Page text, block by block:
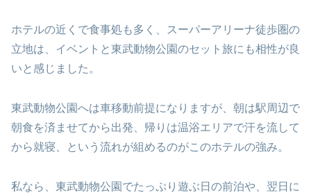
ホテルの近くで食事処も多く、スーパーアリーナ徒歩圏の
立地は、イベントと東武動物公園のセット旅にも相性が良
いと感じました。
東武動物公園へは車移動前提になりますが、朝は駅周辺で
朝食を済ませてから出発、帰りは温浴エリアで汗を流して
から就寝、という流れが組めるのがこのホテルの強み。
私なら、東武動物公園でたっぷり遊ぶ日の前泊や、翌日に